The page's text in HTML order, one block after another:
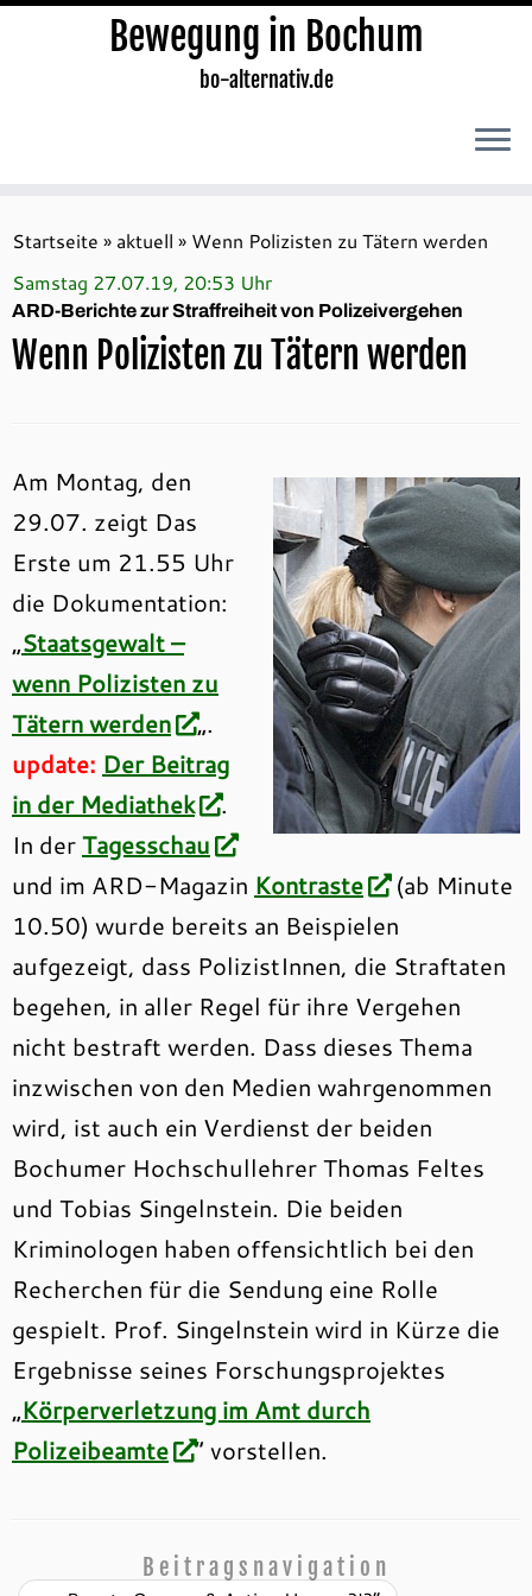
Inhalt
springen
Bewegung in Bochum
bo-alternativ.de
Startseite » aktuell » Wenn Polizisten zu Tätern werden
Samstag 27.07.19, 20:53 Uhr
ARD-Berichte zur Straffreiheit von Polizeivergehen
Wenn Polizisten zu Tätern werden
Am Montag, den
29.07. zeigt Das
Erste um 21.55 Uhr
die Dokumentation:
„Staatsgewalt –
wenn Polizisten zu
Tätern werden
„.
update: Der Beitrag
in der Mediathek
.
In derTagesschau
und im ARD-Magazin Kontraste
(ab Minute
10.50) wurde bereits an Beispielen
aufgezeigt, dass PolizistInnen, die Straftaten
begehen, in aller Regel für ihre Vergehen
nicht bestraft werden. Dass dieses Thema
inzwischen von den Medien wahrgenommen
wird, ist auch ein Verdienst der beiden
Bochumer Hochschullehrer Thomas Feltes
und Tobias Singelnstein. Die beiden
Kriminologen haben offensichtlich bei den
Recherchen für die Sendung eine Rolle
gespielt. Prof. Singelnstein wird in Kürze die
Ergebnisse seines Forschungsprojektes
„Körperverletzung im Amt durch
Polizeibeamte
“ vorstellen.
Beitragsnavigation